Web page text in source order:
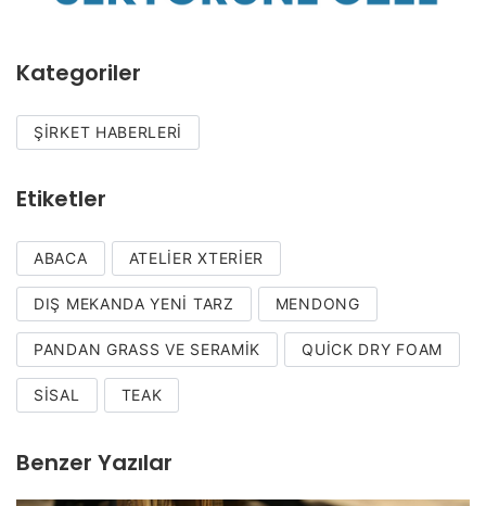
Kategoriler
ŞIRKET HABERLERI
Etiketler
ABACA ATELIER XTERIER
DIŞ MEKANDA YENI TARZ MENDONG
PANDAN GRASS VE SERAMIK QUICK DRY FOAM
SISAL TEAK
Benzer Yazılar